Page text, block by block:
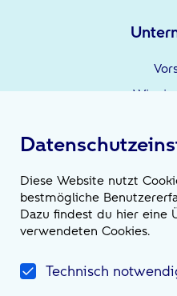
Diese Website nutzt
bestmögliche
Dazu findest du hier eine
verwendeten Cookies.
Technisch
Wir
Wir sind die